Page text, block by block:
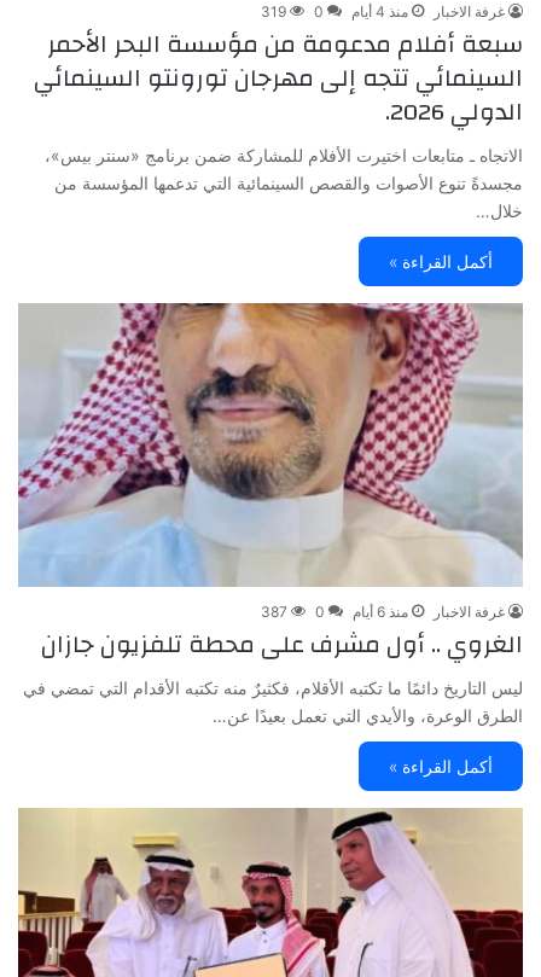
غرفة الاخبار منذ 4 أيام 0
319
سبعة أفلام مدعومة من مؤسسة البحر الأحمر
السينمائي تتجه إلى مهرجان تورونتو السينمائي
الدولي 2026.
الاتجاه ـ متابعات اختيرت الأفلام للمشاركة ضمن برنامج «سنتر بيس»،
مجسدةً تنوع الأصوات والقصص السينمائية التي تدعمها المؤسسة من
خلال…
أكمل القراءة »
غرفة الاخبار منذ 6 أيام 0
387
الغروي .. أول مشرف على محطة تلفزيون جازان
ليس التاريخ دائمًا ما تكتبه الأقلام، فكثيرٌ منه تكتبه الأقدام التي تمضي في
الطرق الوعرة، والأيدي التي تعمل بعيدًا عن…
أكمل القراءة »